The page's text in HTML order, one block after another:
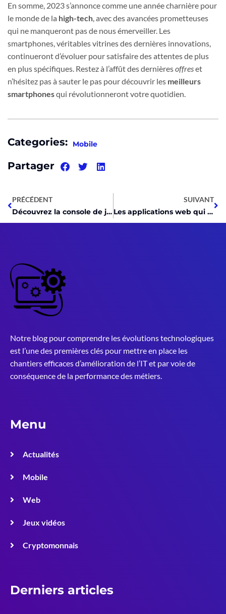
En somme, 2023 s’annonce comme une année charnière pour
le monde de la high-tech, avec des avancées prometteuses
qui ne manqueront pas de nous émerveiller. Les
smartphones, véritables vitrines des dernières innovations,
continueront d’évoluer pour satisfaire des attentes de plus
en plus spécifiques. Restez à l’affût des dernièresoffreset
n’hésitez pas à sauter le pas pour découvrir les meilleurs
smartphonesqui révolutionneront votre quotidien.
Categories: Mobile
Partager
PRÉCÉDENT
Découvrez la console de jeux parfaite pour vous en 2023 : guide ultime high-tech
SUIVANT
Les applications web qui révolutionnent le monde high-tech découvrez les incontournables
Notre blog pour comprendre les évolutions technologiques
est l’une des premières clés pour mettre en place les
chantiers efficaces d’amélioration de l’IT et par voie de
conséquence de la performance des métiers.
Menu
Actualités
Mobile
Web
Jeux vidéos
Cryptomonnais
Derniers articles